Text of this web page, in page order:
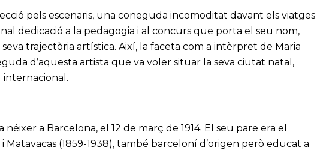
pels escenaris, una coneguda incomoditat davant els viatges
dedicació a la pedagogia i al concurs que porta el seu nom,
trajectòria artística. Així, la faceta com a intèrpret de Maria
d’aquesta artista que va voler situar la seva ciutat natal,
internacional.
néixer a Barcelona, el 12 de març de 1914. El seu pare era el
Matavacas (1859-1938), també barceloní d’origen però educat a